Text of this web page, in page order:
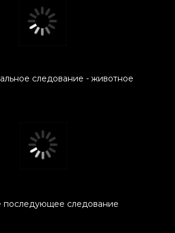
следование - животное
последующее следование